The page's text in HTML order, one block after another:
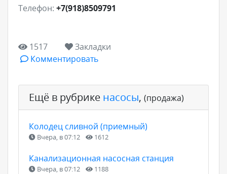
Телефон: +7(918)8509791
1517
Закладки
Комментировать
Ещё в рубрике насосы, (продажа)
Колодец сливной (приемный)
Вчера, в 07:12 1612
Канализационная насосная станция
Вчера, в 07:12 1188